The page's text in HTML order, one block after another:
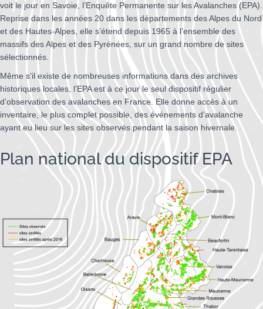
voit le jour en Savoie, l’Enquête Permanente sur les Avalanches (EPA).
Reprise dans les années 20 dans les départements des Alpes du Nord
et des Hautes-Alpes, elle s’étend depuis 1965 à l’ensemble des
massifs des Alpes et des Pyrénées, sur un grand nombre de sites
sélectionnés.
Même s‘il existe de nombreuses informations dans des archives
historiques locales, l’EPA est à ce jour le seul dispositif régulier
d’observation des avalanches en France. Elle donne accès à un
inventaire, le plus complet possible, des événements d’avalanche
ayant eu lieu sur les sites observés pendant la saison hivernale.
Plan national du dispositif EPA